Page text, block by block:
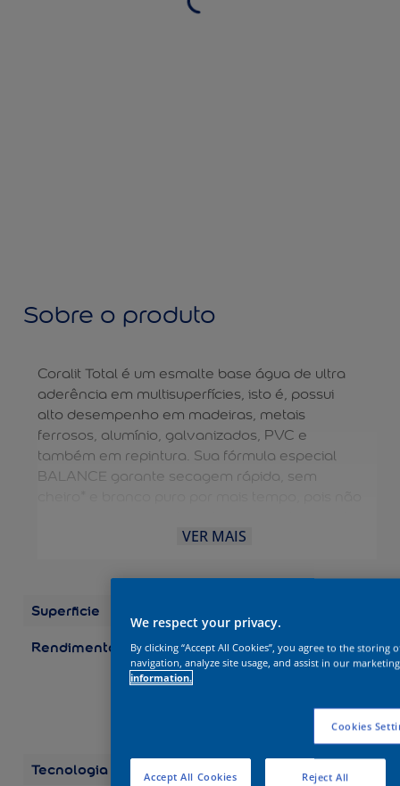
Sobre o produto
Coralit Total é um esmalte base água de ultra
aderência em multisuperfícies, isto é, possui
alto desempenho em madeiras, metais
ferrosos, alumínio, galvanizados, PVC e
também em repintura. Sua fórmula especial
BALANCE garante secagem rápida, sem
diluição e limpeza das ferramentas são feitas
tornando o processo mais fácil. É uma solução
INTERNA. Possui durabilidade de 10 anos.
VER MAIS
Superficie
Rendimento
Embalagens/Rendimento
(por demão) Galão 3,6 L:
até 19 m2 Quarto 0,8 L:
Tecnologia Balance
We respect your privacy.
By clicking “Accept All Cookies”, you agree to the
navigation, analyze site usage, and assist in our
information.
Cookies
Reject All
Accept All Cookies